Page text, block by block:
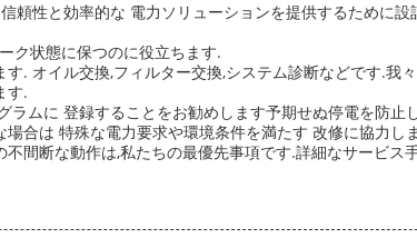
頼性と効率的な 電力ソリューションを提供するために
ク状態に保つのに役立ちます.
. オイル交換,フィルター交換,システム診断などです.
す.
ムに 登録することをお勧めします予期せぬ停電を防
合は 特殊な電力要求や環境条件を満たす 改修に協力し
間断な動作は,私たちの最優先事項です.詳細なサービ